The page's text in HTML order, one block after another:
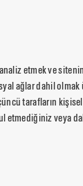
etmek ve
ağlar dahil
tarafların
etmediğiniz veya